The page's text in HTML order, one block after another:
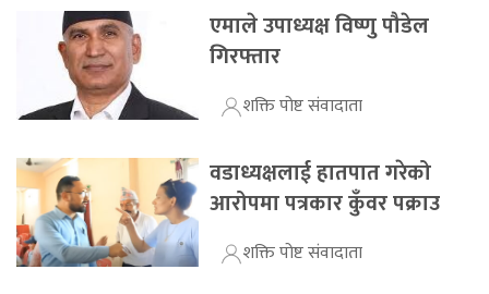
एमाले उपाध्यक्ष विष्णु पौडेल
गिरफ्तार
शक्ति पोष्ट संवादाता
वडाध्यक्षलाई हातपात गरेको
आरोपमा पत्रकार कुँवर पक्राउ
शक्ति पोष्ट संवादाता